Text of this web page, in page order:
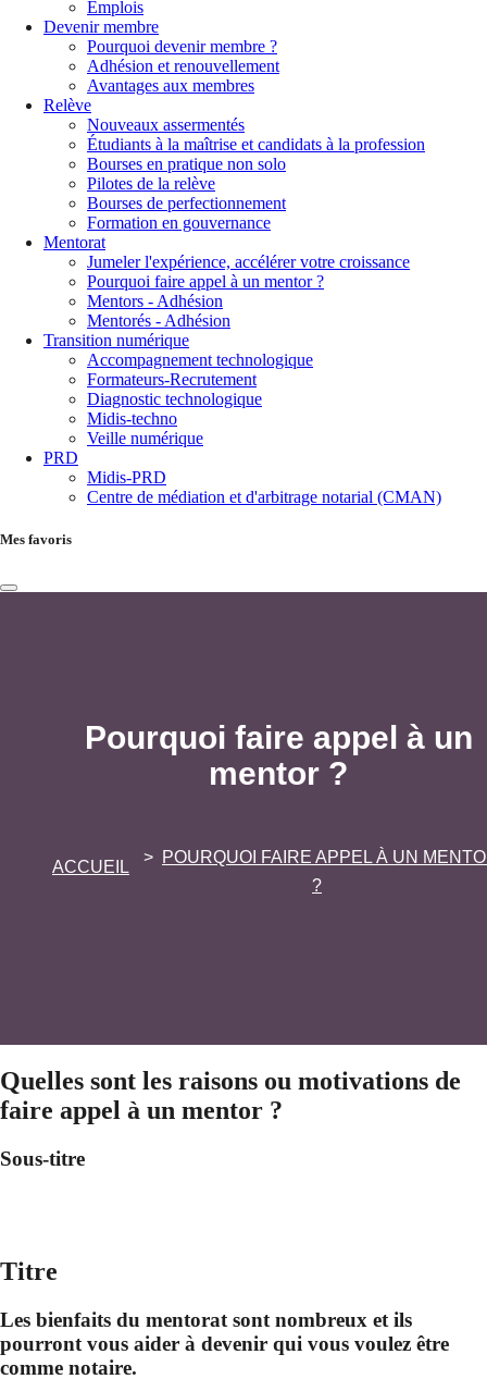
Emplois
Devenir membre
Pourquoi devenir membre ?
Adhésion et renouvellement
Avantages aux membres
Relève
Nouveaux assermentés
Étudiants à la maîtrise et candidats à la profession
Bourses en pratique non solo
Pilotes de la relève
Bourses de perfectionnement
Formation en gouvernance
Mentorat
Jumeler l'expérience, accélérer votre croissance
Pourquoi faire appel à un mentor ?
Mentors - Adhésion
Mentorés - Adhésion
Transition numérique
Accompagnement technologique
Formateurs-Recrutement
Diagnostic technologique
Midis-techno
Veille numérique
PRD
Midis-PRD
Centre de médiation et d'arbitrage notarial (CMAN)
Mes favoris
Pourquoi faire appel à un
mentor ?
ACCUEIL
POURQUOI FAIRE APPEL À UN
?
Quelles sont les raisons ou motivations de
faire appel à un mentor ?
Sous-titre
Titre
Les bienfaits du mentorat sont nombreux et ils
pourront vous aider à devenir qui vous voulez être
comme notaire.